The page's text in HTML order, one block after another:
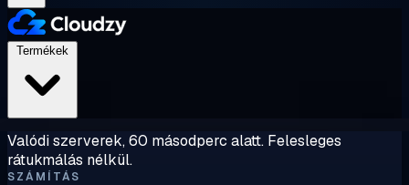
Valódi szerverek, 60 másodperc alatt. Felesleges
rátukmálás nélkül.
SZÁMÍTÁS